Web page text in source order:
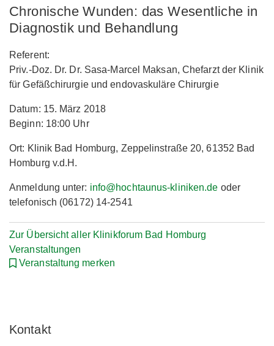
Chronische Wunden: das Wesentliche in
Diagnostik und Behandlung
Referent:
Priv.-Doz. Dr. Dr. Sasa-Marcel Maksan, Chefarzt der Klinik
für Gefäßchirurgie und endovaskuläre Chirurgie
Datum: 15. März 2018
Beginn: 18:00 Uhr
Ort: Klinik Bad Homburg, Zeppelinstraße 20, 61352 Bad
Homburg v.d.H.
Anmeldung unter: info@hochtaunus-kliniken.de oder
telefonisch (06172) 14-2541
Zur Übersicht aller Klinikforum Bad Homburg
Veranstaltungen
Veranstaltung merken
Kontakt